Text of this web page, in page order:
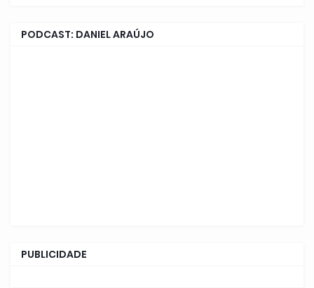
PODCAST: DANIEL ARAÚJO
PUBLICIDADE